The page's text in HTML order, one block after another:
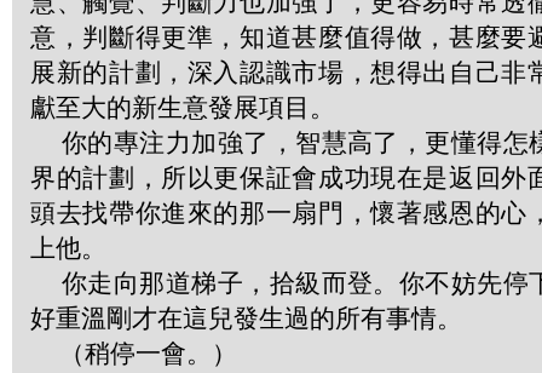
意，判斷得更準，知道甚麼值得做，甚麼要
展新的計劃，深入認識市場，想得出自己非
獻至大的新生意發展項目。
你的專注力加強了，智慧高了，更懂得怎
界的計劃，所以更保証會成功現在是返回外
頭去找帶你進來的那一扇門，懷著感恩的心
上他。
你走向那道梯子，拾級而登。你不妨先停
好重溫剛才在這兒發生過的所有事情。
（稍停一會。）